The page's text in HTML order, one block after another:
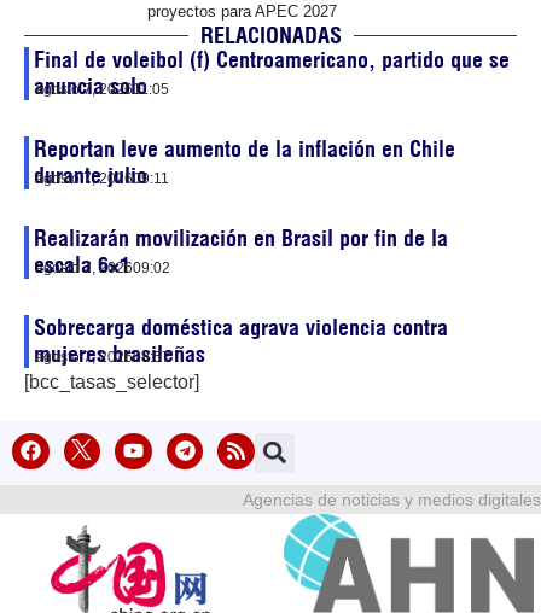
proyectos para APEC 2027
RELACIONADAS
Final de voleibol (f) Centroamericano, partido que se
anuncia solo
agosto 7, 202611:05
Reportan leve aumento de la inflación en Chile
durante julio
agosto 7, 202609:11
Realizarán movilización en Brasil por fin de la
escala 6×1
agosto 7, 202609:02
Sobrecarga doméstica agrava violencia contra
mujeres brasileñas
agosto 7, 202608:57
[bcc_tasas_selector]
Agencias de noticias y medios digitales